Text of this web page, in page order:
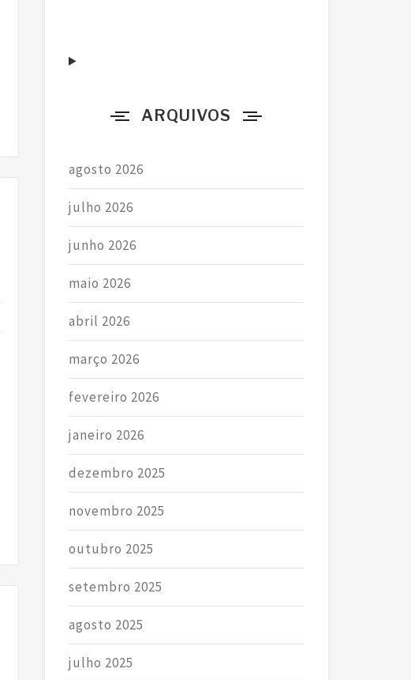
ARQUIVOS
agosto 2026
julho 2026
junho 2026
maio 2026
abril 2026
março 2026
fevereiro 2026
janeiro 2026
dezembro 2025
novembro 2025
outubro 2025
setembro 2025
agosto 2025
julho 2025